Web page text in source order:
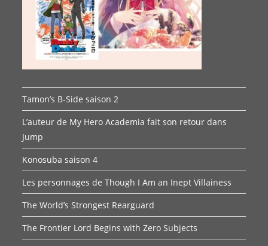
Tamon’s B-Side saison 2
L’auteur de My Hero Academia fait son retour dans
Jump
Konosuba saison 4
Les personnages de Though I Am an Inept Villainess
The World’s Strongest Rearguard
The Frontier Lord Begins with Zero Subjects